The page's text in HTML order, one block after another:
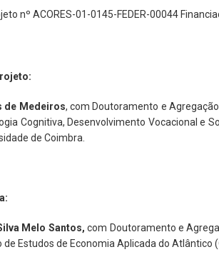
nº ACORES-01-0145-FEDER-00044
de Medeiros, com Doutoramento e
Cognitiva, Desenvolvimento Vocacional e
de Coimbra.
Melo Santos,com Doutoramento e
de Estudos de Economia Aplicada do Atlântico